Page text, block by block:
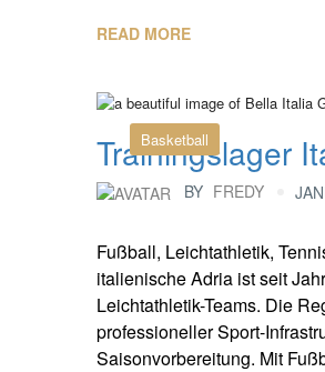
READ MORE
Basketball
Trainingslager
BY FREDY
Fußball, Leichtathletik,
italienische Adria ist seit
Leichtathletik-Teams. Die
professioneller Sport-
Saisonvorbereitung. Mit